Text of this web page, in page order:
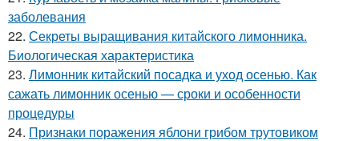
заболевания
22. Секреты выращивания китайского лимонника.
Биологическая характеристика
23. Лимонник китайский посадка и уход осенью. Как
сажать лимонник осенью — сроки и особенности
процедуры
24. Признаки поражения яблони грибом трутовиком